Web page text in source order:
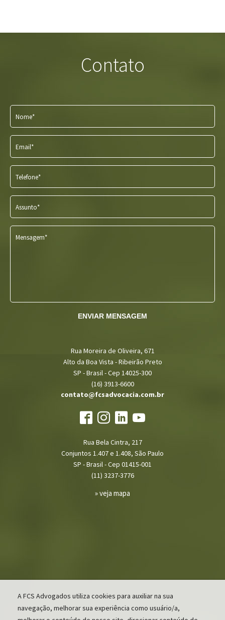
Contato
Rua Moreira de Oliveira, 671
Alto da Boa Vista - Ribeirão Preto
SP - Brasil - Cep 14025-300
(16) 3913-6600
contato@fcsadvocacia.com.br
Rua Bela Cintra, 217
Conjuntos 1.407 e 1.408, São Paulo
SP - Brasil - Cep 01415-001
(11) 3237-3776
» veja mapa
Nome*
Email*
Telefone*
Assunto*
Mensagem*
ENVIAR MENSAGEM
A FCS Advogados utiliza cookies para auxiliar na sua
navegação, melhorar sua experiência como usuário/a,